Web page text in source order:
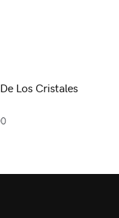
Los Cristales